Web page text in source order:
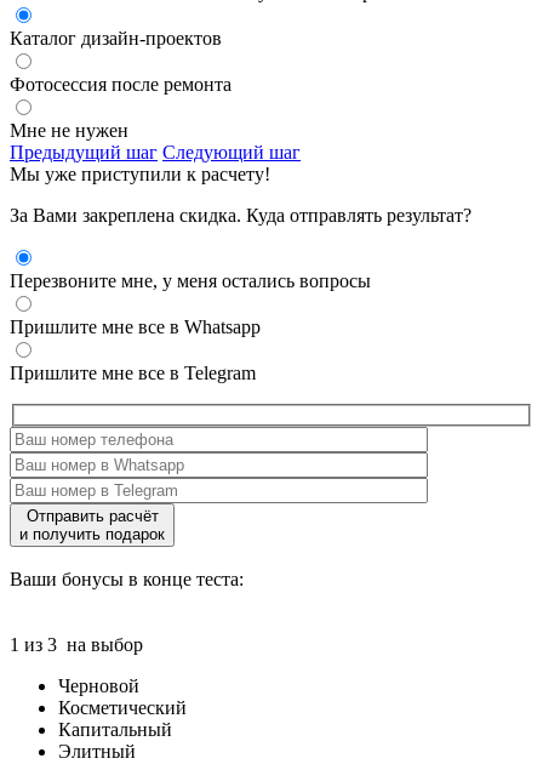
Каталог дизайн-проектов
Фотосессия после ремонта
Мне не нужен
Предыдущий шаг Следующий шаг
Мы уже приступили к расчету!
За Вами закреплена скидка. Куда отправлять результат?
Перезвоните мне, у меня остались вопросы
Пришлите мне все в Whatsapp
Пришлите мне все в Telegram
Отправить расчёт
и получить подарок
Ваши бонусы в конце теста:
1 из 3 на выбор
Черновой
Косметический
Капитальный
Элитный